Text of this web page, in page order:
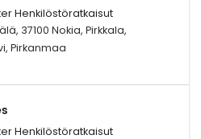
Henkilöstöratkaisut
37100 Nokia, Pirkkala,
Pirkanmaa
Henkilöstöratkaisut